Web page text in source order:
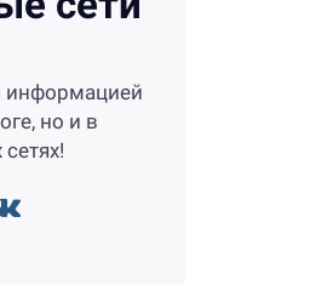
информацией
но и в